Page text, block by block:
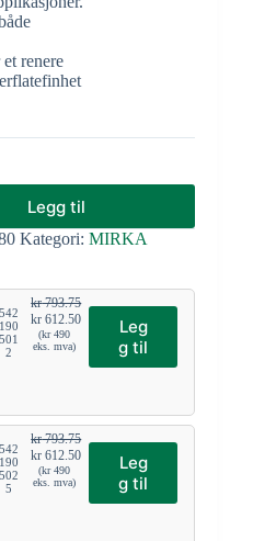
renere
Legg til
Kategori: MIRKA
542
190
501
2
kr793.75
kr 612.50
(kr490
eks. mva)
Leg
g til
542
190
502
5
kr793.75
kr 612.50
(kr490
eks. mva)
Leg
g til